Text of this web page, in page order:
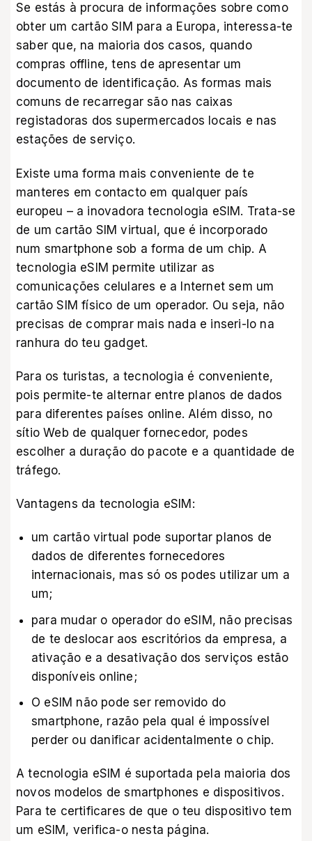
Se estás à procura de informações sobre como
obter um cartão SIM para a Europa, interessa-te
saber que, na maioria dos casos, quando
compras offline, tens de apresentar um
documento de identificação. As formas mais
comuns de recarregar são nas caixas
registadoras dos supermercados locais e nas
estações de serviço.
Existe uma forma mais conveniente de te
manteres em contacto em qualquer país
europeu – a inovadora tecnologia eSIM. Trata-se
de um cartão SIM virtual, que é incorporado
num smartphone sob a forma de um chip. A
tecnologia eSIM permite utilizar as
comunicações celulares e a Internet sem um
cartão SIM físico de um operador. Ou seja, não
precisas de comprar mais nada e inseri-lo na
ranhura do teu gadget.
Para os turistas, a tecnologia é conveniente,
pois permite-te alternar entre planos de dados
para diferentes países online. Além disso, no
sítio Web de qualquer fornecedor, podes
escolher a duração do pacote e a quantidade de
tráfego.
Vantagens da tecnologia eSIM:
um cartão virtual pode suportar planos de
dados de diferentes fornecedores
internacionais, mas só os podes utilizar um a
um;
para mudar o operador do eSIM, não precisas
de te deslocar aos escritórios da empresa, a
ativação e a desativação dos serviços estão
disponíveis online;
O eSIM não pode ser removido do
smartphone, razão pela qual é impossível
perder ou danificar acidentalmente o chip.
A tecnologia eSIM é suportada pela maioria dos
novos modelos de smartphones e dispositivos.
Para te certificares de que o teu dispositivo tem
um eSIM, verifica-o nesta página.